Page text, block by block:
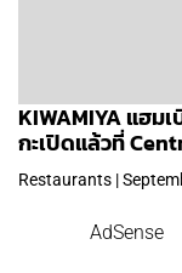
KIWAMIYA แฮม
กะเปิดแล้วที่
Restaurants |
AdSense